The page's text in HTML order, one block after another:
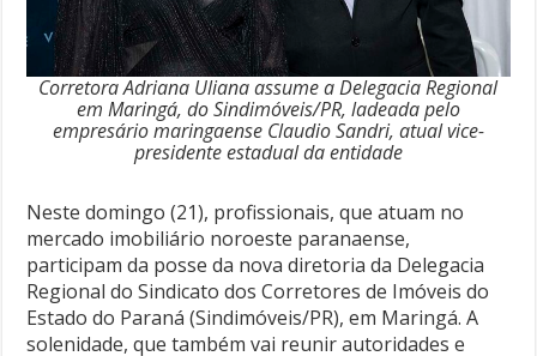
Corretora Adriana Uliana assume a Delegacia Regional
em Maringá, do Sindimóveis/PR, ladeada pelo
empresário maringaense Claudio Sandri, atual vice-
presidente estadual da entidade
Neste domingo (21), profissionais, que atuam no
mercado imobiliário noroeste paranaense,
participam da posse da nova diretoria da Delegacia
Regional do Sindicato dos Corretores de Imóveis do
Estado do Paraná (Sindimóveis/PR), em Maringá. A
solenidade, que também vai reunir autoridades e